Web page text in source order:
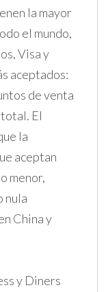
la mayor
el mundo,
Visa y
aceptados:
de venta
El
la
aceptan
menor,
nula
China y
y Diners